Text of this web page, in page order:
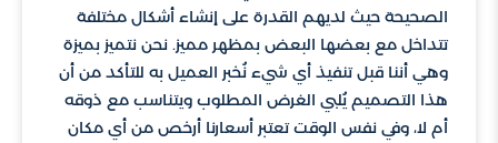
الصحيحة حيث لديهم القدرة على إنشاء أشكال مختلفة
تتداخل مع بعضها البعض بمظهر مميز. نحن نتميز بميزة
وهي أننا قبل تنفيذ أي شيء نُخبر العميل به للتأكد من أن
هذا التصميم يُلبي الغرض المطلوب ويتناسب مع ذوقه
أم لا، وفي نفس الوقت تعتبر أسعارنا أرخص من أي مكان